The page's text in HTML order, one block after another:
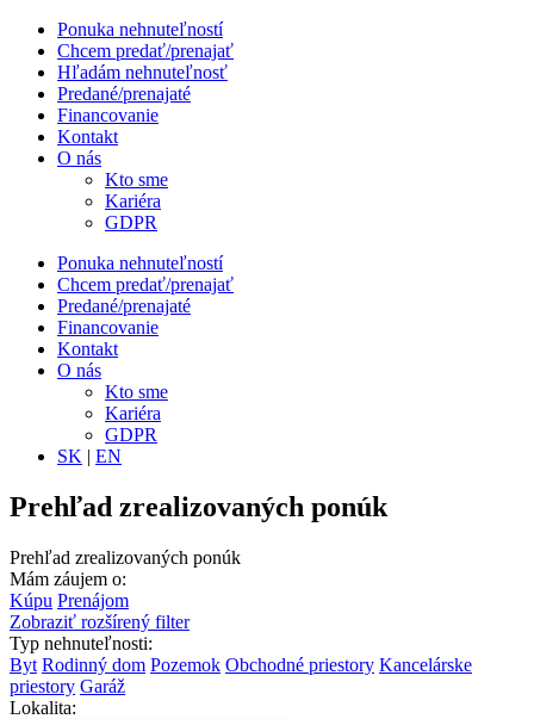
Ponuka nehnuteľností
Chcem predať/prenajať
Hľadám nehnuteľnosť
Predané/prenajaté
Financovanie
Kontakt
O nás
Kto sme
Kariéra
GDPR
Ponuka nehnuteľností
Chcem predať/prenajať
Predané/prenajaté
Financovanie
Kontakt
O nás
Kto sme
Kariéra
GDPR
SK | EN
Prehľad zrealizovaných ponúk
Prehľad zrealizovaných ponúk
Mám záujem o:
Kúpu Prenájom
Zobraziť rozšírený filter
Typ nehnuteľnosti:
Byt Rodinný dom Pozemok Obchodné priestory Kancelárske
priestory Garáž
Lokalita: